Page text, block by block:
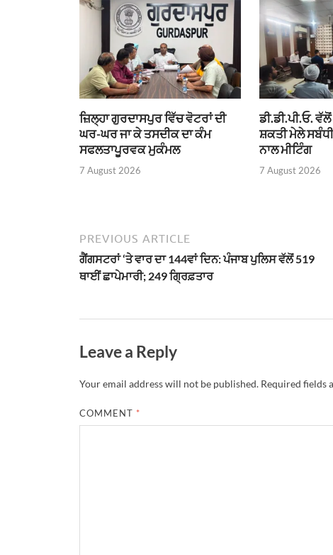
ਜ਼ਿਲ੍ਹਾ ਗੁਰਦਾਸਪੁਰ ਵਿੱਚ ਵੋਟਰਾਂ ਦੀ
ਘਰ-ਘਰ ਜਾ ਕੇ ਤਸਦੀਕ ਦਾ ਕੰਮ
ਸਫਲਤਾਪੂਰਵਕ ਮੁਕੰਮਲ
7 August 2026
ਡੀ.ਡੀ.ਪੀ.ਓ.
ਸ਼ਕਤੀ ਮੇਲੇ
ਨਾਲ ਮੀਟਿੰਗ
7 August 2026
PREVIOUS ARTICLE
ਗੈਂਗਸਟਰਾਂ ‘ਤੇ ਵਾਰ ਦਾ 144ਵਾਂ ਦਿਨ: ਪੰਜਾਬ ਪੁਲਿਸ ਵੱਲੋਂ 519
ਥਾਈਂ ਛਾਪੇਮਾਰੀ; 249 ਗ੍ਰਿਫ਼ਤਾਰ
Leave a Reply
Your email address will not be published. Required fields
COMMENT *